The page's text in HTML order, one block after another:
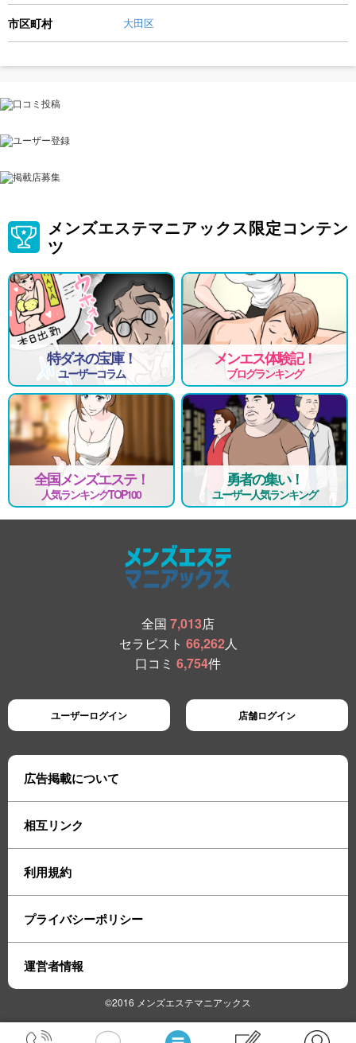
市区町村 大田区
メンズエステマニアックス限定コンテン
ツ
特ダネの宝庫！
ユーザーコラム
メンエス体験記！
ブログランキング
全国メンズエステ！
人気ランキングTOP100
勇者の集い！
ユーザー人気ランキング
全国 7,013店
セラピスト 66,262人
口コミ 6,754件
ユーザーログイン 店舗ログイン
広告掲載について
相互リンク
利用規約
プライバシーポリシー
運営者情報
©2016 メンズエステマニアックス